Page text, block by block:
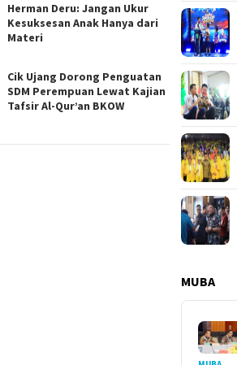
Herman Deru: Jangan Ukur
Kesuksesan Anak Hanya dari
Materi
Cik Ujang Dorong Penguatan
SDM Perempuan Lewat Kajian
Tafsir Al-Qur’an BKOW
MUBA